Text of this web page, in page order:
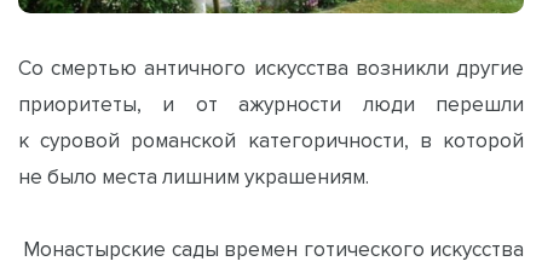
Со смертью античного искусства возникли другие
приоритеты, и от ажурности люди перешли
к суровой романской категоричности, в которой
не было места лишним украшениям.
Монастырские сады времен готического искусства